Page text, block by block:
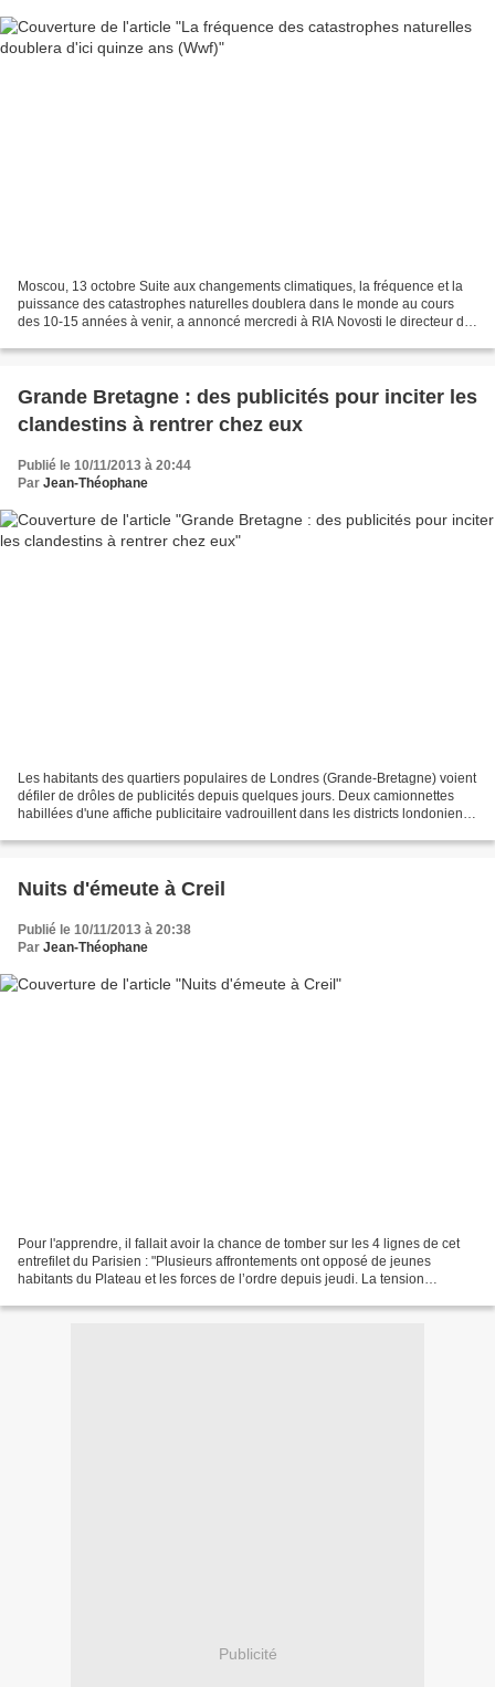
Moscou, 13 octobre Suite aux changements climatiques, la fréquence et la
puissance des catastrophes naturelles doublera dans le monde au cours
des 10-15 années à venir, a annoncé mercredi à RIA Novosti le directeur du
Grande Bretagne : des publicités pour inciter les
clandestins à rentrer chez eux
Publié le 10/11/2013 à 20:44
Par Jean-Théophane
Les habitants des quartiers populaires de Londres (Grande-Bretagne) voient
défiler de drôles de publicités depuis quelques jours. Deux camionnettes
habillées d'une affiche publicitaire vadrouillent dans les districts londoniens
Nuits d'émeute à Creil
Publié le 10/11/2013 à 20:38
Par Jean-Théophane
Pour l'apprendre, il fallait avoir la chance de tomber sur les 4 lignes de cet
entrefilet du Parisien : "Plusieurs affrontements ont opposé de jeunes
habitants du Plateau et les forces de l’ordre depuis jeudi. La tension
Publicité